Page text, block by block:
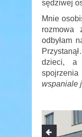
sędziwej
Mnie
rozmowa
odbyłam
dzieci, a
wspaniale